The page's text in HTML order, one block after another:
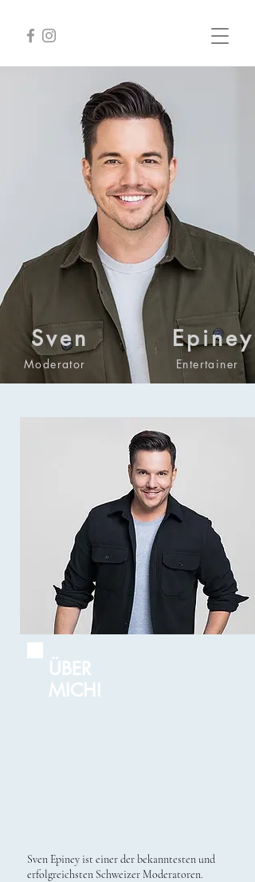
Sven Epiney
Moderator Entertainer
ÜBER
MICH!
Sven Epiney ist einer der bekanntesten und
erfolgreichsten Schweizer Moderatoren.